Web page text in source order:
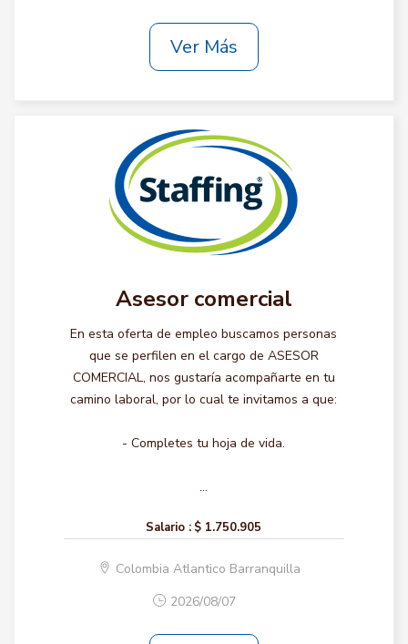
Ver Más
Asesor comercial
En esta oferta de empleo buscamos personas
que se perfilen en el cargo de ASESOR
COMERCIAL, nos gustaría acompañarte en tu
camino laboral, por lo cual te invitamos a que:
- Completes tu hoja de vida.
...
Salario : $ 1.750.905
Colombia Atlantico Barranquilla
2026/08/07